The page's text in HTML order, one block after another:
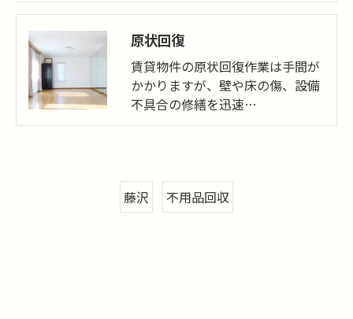
原状回復
賃貸物件の原状回復作業は手間が
かかりますが、壁や床の傷、設備
不具合の修繕を迅速…
藤沢 不用品回収